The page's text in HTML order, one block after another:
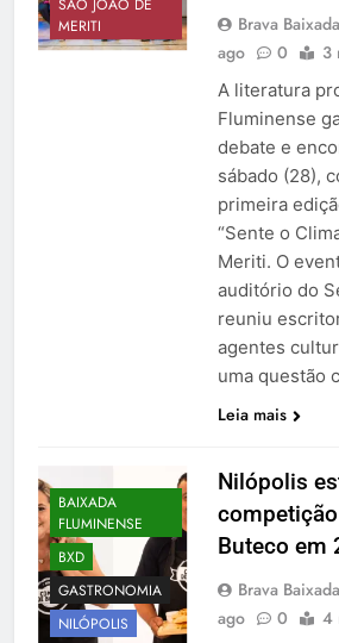
SÃO JOÃO DE
MERITI
Brava Baixada
ago
0 3
A literatura
Fluminense
debate e
sábado (28),
primeira
“Sente o
Meriti. O
auditório do
reuniu
agentes
uma questão
Leia mais
BAIXADA
FLUMINENSE
BXD
GASTRONOMIA
NILÓPOLIS
Nilópolis
Buteco em
Brava Baixada
ago
0 4